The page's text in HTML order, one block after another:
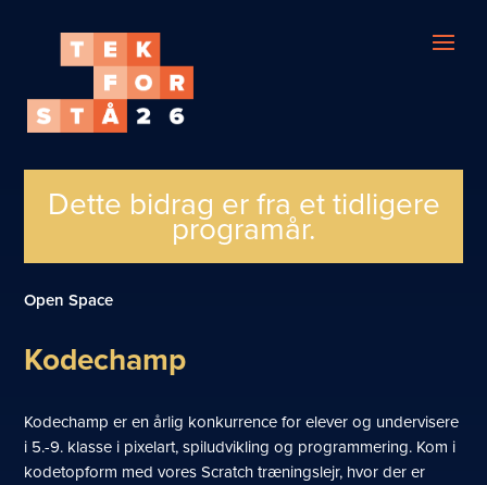
Dette bidrag er fra et tidligere
programår.
Open Space
Kodechamp
Kodechamp er en årlig konkurrence for elever og undervisere
i 5.-9. klasse i pixelart, spiludvikling og programmering. Kom i
kodetopform med vores Scratch træningslejr, hvor der er